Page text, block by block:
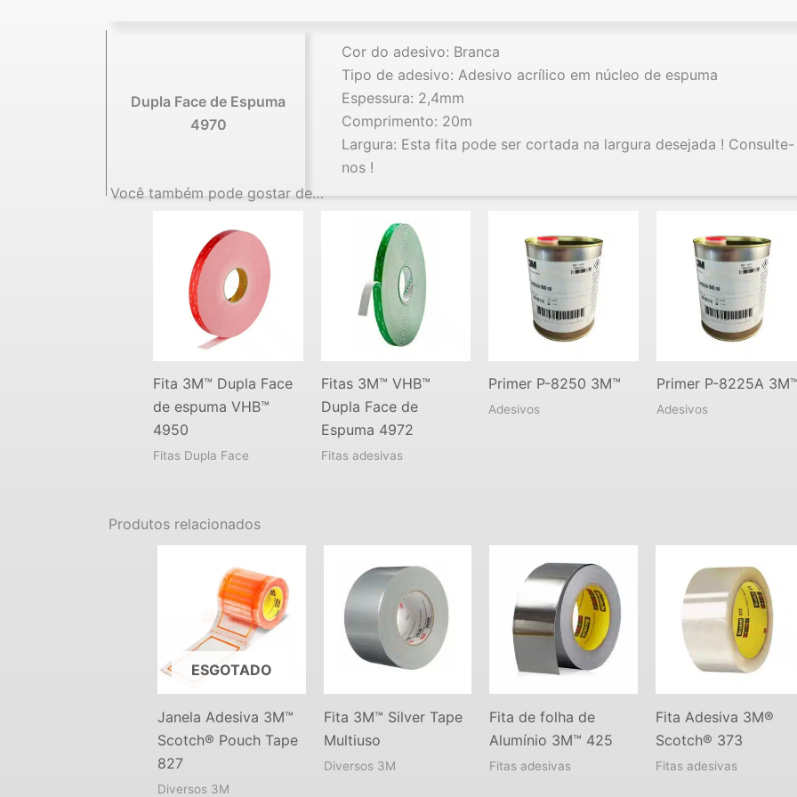
Dupla Face de Espuma
4970
Cor do adesivo: Branca
Tipo de adesivo: Adesivo acrílico em núcleo de espuma
Espessura: 2,4mm
Comprimento: 20m
Largura: Esta fita pode ser cortada na largura desejada ! Consulte-
nos !
Você também pode gostar de…
Fita 3M™ Dupla Face
de espuma VHB™
4950
Fitas Dupla Face
Fitas 3M™ VHB™
Dupla Face de
Espuma 4972
Fitas adesivas
Primer P-8250 3M™
Adesivos
Primer P-8225A
Adesivos
Produtos relacionados
ESGOTADO
Janela Adesiva 3M™
Scotch® Pouch Tape
827
Diversos 3M
Fita 3M™ Silver Tape
Multiuso
Diversos 3M
Fita de folha de
Alumínio 3M™ 425
Fitas adesivas
Fita Adesiva 3M®
Scotch® 373
Fitas adesivas